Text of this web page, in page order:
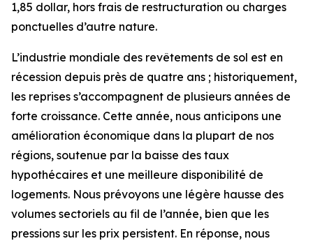
1,85 dollar, hors frais de restructuration ou charges
ponctuelles d’autre nature.
L’industrie mondiale des revêtements de sol est en
récession depuis près de quatre ans ; historiquement,
les reprises s’accompagnent de plusieurs années de
forte croissance. Cette année, nous anticipons une
amélioration économique dans la plupart de nos
régions, soutenue par la baisse des taux
hypothécaires et une meilleure disponibilité de
logements. Nous prévoyons une légère hausse des
volumes sectoriels au fil de l’année, bien que les
pressions sur les prix persistent. En réponse, nous